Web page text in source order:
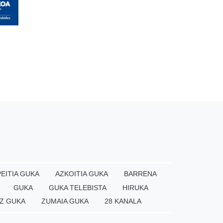
GUKA AZKOITIA GUKA
BARRENA
GUKA GUKA TELEBISTA
HIRUKA
GUKA ZUMAIA GUKA 28 KANALA